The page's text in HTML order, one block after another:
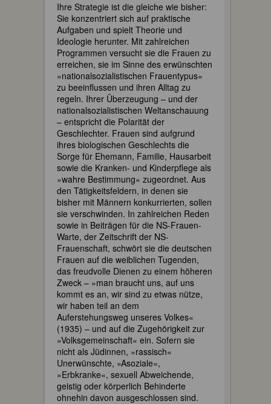
Ihre Strategie ist die gleiche wie bisher:
Sie konzentriert sich auf praktische
Aufgaben und spielt Theorie und
Ideologie herunter. Mit zahlreichen
Programmen versucht sie die Frauen zu
erreichen, sie im Sinne des erwünschten
»nationalsozialistischen Frauentypus«
zu beeinflussen und ihren Alltag zu
regeln. Ihrer Überzeugung – und der
nationalsozialistischen Weltanschauung
– entspricht die Polarität der
Geschlechter. Frauen sind aufgrund
ihres biologischen Geschlechts die
Sorge für Ehemann, Familie, Hausarbeit
sowie die Kranken- und Kinderpflege als
»wahre Bestimmung« zugeordnet. Aus
den Tätigkeitsfeldern, in denen sie
bisher mit Männern konkurrierten, sollen
sie verschwinden. In zahlreichen Reden
sowie in Beiträgen für die NS-Frauen-
Warte, der Zeitschrift der NS-
Frauenschaft, schwört sie die deutschen
Frauen auf die weiblichen Tugenden,
das freudvolle Dienen zu einem höheren
Zweck – »man braucht uns, auf uns
kommt es an, wir sind zu etwas nütze,
wir haben teil an dem
Auferstehungsweg unseres Volkes«
(1935) – und auf die Zugehörigkeit zur
»Volksgemeinschaft« ein. Sofern sie
nicht als Jüdinnen, »rassisch«
Unerwünschte, »Asoziale«,
»Erbkranke«, sexuell Abweichende,
geistig oder körperlich Behinderte
ohnehin davon ausgeschlossen sind.